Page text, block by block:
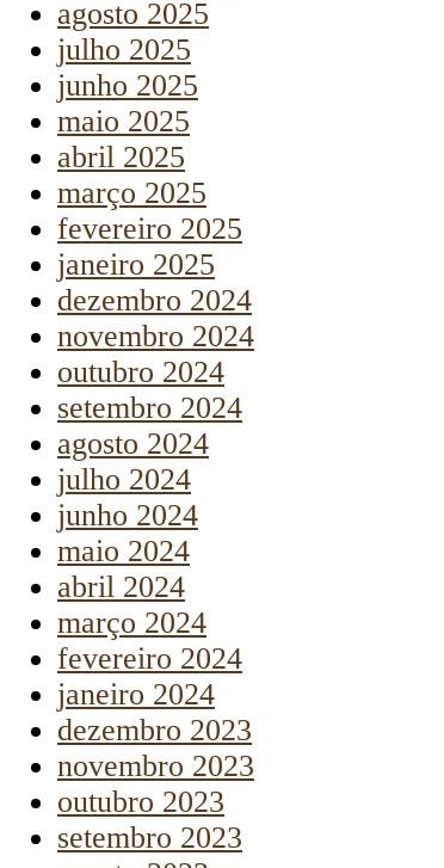
agosto 2025
julho 2025
junho 2025
maio 2025
abril 2025
março 2025
fevereiro 2025
janeiro 2025
dezembro 2024
novembro 2024
outubro 2024
setembro 2024
agosto 2024
julho 2024
junho 2024
maio 2024
abril 2024
março 2024
fevereiro 2024
janeiro 2024
dezembro 2023
novembro 2023
outubro 2023
setembro 2023